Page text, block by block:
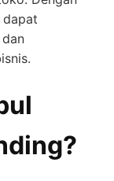
dapat